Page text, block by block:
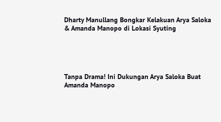
Dharty Manullang Bongkar Kelakuan Arya Saloka
& Amanda Manopo di Lokasi Syuting
Tanpa Drama! Ini Dukungan Arya Saloka Buat
Amanda Manopo